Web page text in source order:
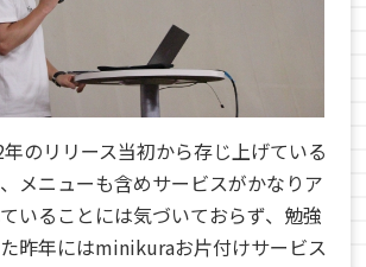
のリリース当初から存じ上げている
メニューも含めサービスがかなりア
いることには気づいておらず、勉強
昨年にはminikuraお片付けサービス